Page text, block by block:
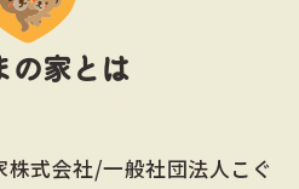
の家とは
株式会社/一般社団法人こぐ